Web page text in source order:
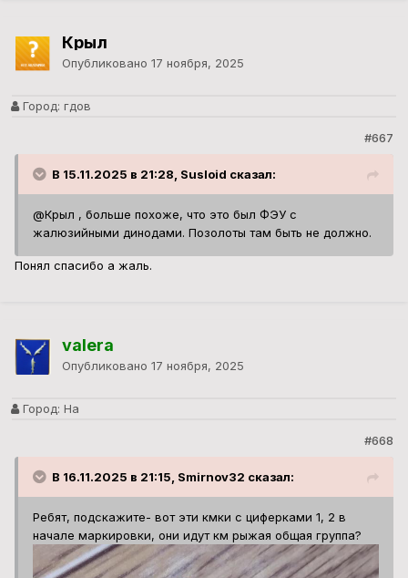
Крыл
Опубликовано 17 ноября, 2025
Город: гдов
#667
В 15.11.2025 в 21:28, Susloid сказал:
@Крыл , больше похоже, что это был ФЭУ с
жалюзийными динодами. Позолоты там быть не должно.
Понял спасибо а жаль.
valera
Опубликовано 17 ноября, 2025
Город: На
#668
В 16.11.2025 в 21:15, Smirnov32 сказал:
Ребят, подскажите- вот эти кмки с циферками 1, 2 в
начале маркировки, они идут км рыжая общая группа?